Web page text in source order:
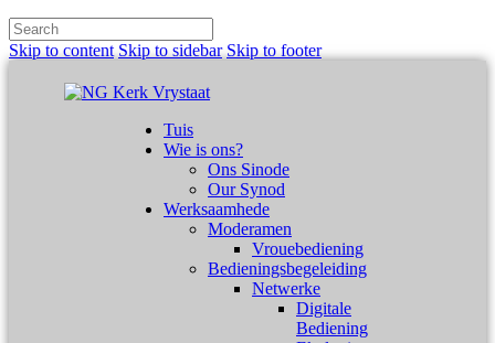
Skip to content Skip to sidebar Skip to footer
Tuis
Wie is ons?
Ons Sinode
Our Synod
Werksaamhede
Moderamen
Vrouebediening
Bedieningsbegeleiding
Netwerke
Digitale
Bediening